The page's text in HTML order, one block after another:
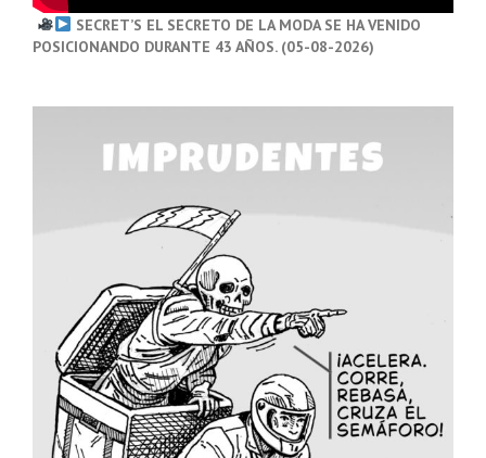
SECRET’S EL SECRETO DE LA MODA SE HA VENIDO
POSICIONANDO DURANTE 43 AÑOS. (05-08-2026)